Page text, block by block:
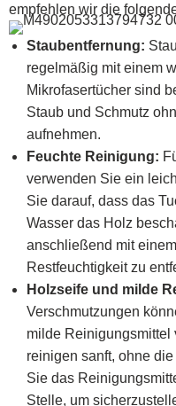
empfehlen wir die
Staubentfernung:
regelmäßig mit einem
Mikrofasertücher sind
Staub und Schmutz
aufnehmen.
Feuchte Reinigung:
verwenden Sie ein
Sie darauf, dass das
Wasser das Holz
anschließend mit
Restfeuchtigkeit zu
Holzseife und milde
Verschmutzungen
milde Reinigungsmittel
reinigen sanft, ohne
Sie das
Stelle, um